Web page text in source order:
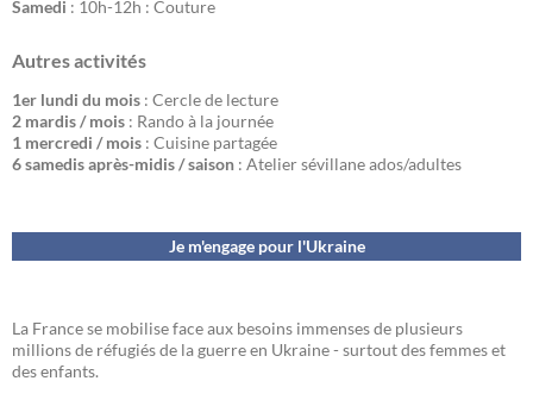
Samedi : 10h-12h : Couture
Autres activités
1er lundi du mois : Cercle de lecture
2 mardis / mois : Rando à la journée
1 mercredi / mois : Cuisine partagée
6 samedis après-midis / saison : Atelier sévillane ados/adultes
Je m'engage pour l'Ukraine
La France se mobilise face aux besoins immenses de plusieurs
millions de réfugiés de la guerre en Ukraine - surtout des femmes et
des enfants.